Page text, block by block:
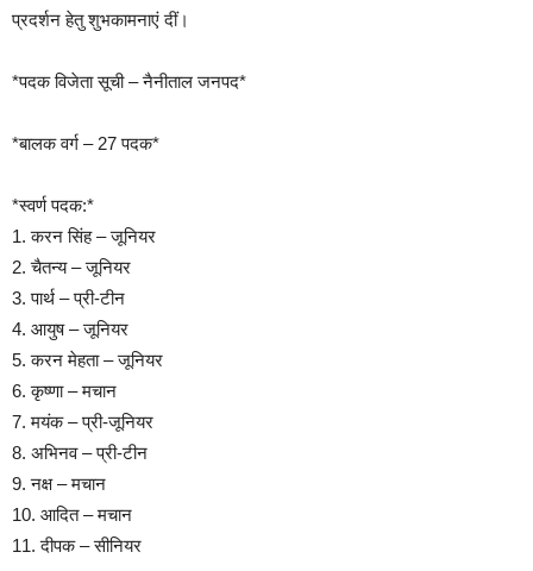
प्रदर्शन हेतु शुभकामनाएं दीं।
*पदक विजेता सूची – नैनीताल जनपद*
*बालक वर्ग – 27 पदक*
*स्वर्ण पदक:*
1. करन सिंह – जूनियर
2. चैतन्य – जूनियर
3. पार्थ – प्री-टीन
4. आयुष – जूनियर
5. करन मेहता – जूनियर
6. कृष्णा – मचान
7. मयंक – प्री-जूनियर
8. अभिनव – प्री-टीन
9. नक्ष – मचान
10. आदित – मचान
11. दीपक – सीनियर